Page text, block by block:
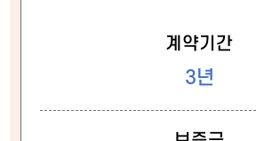
계약기간
3년